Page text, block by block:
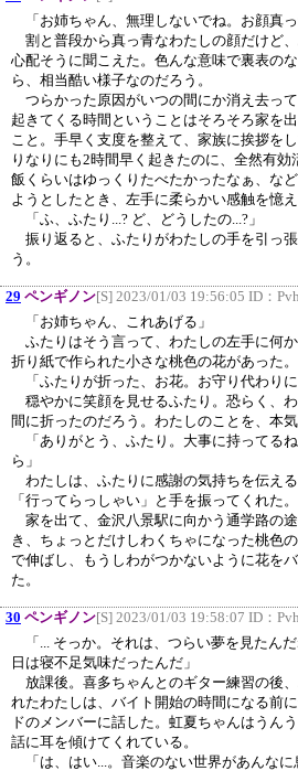
「お姉ちゃん、無理しないでね。お顔真っ
割と普段から真っ青なわたしの顔だけど
心配そうに聞こえた。色んな意味で裏表の
ら、相当酷い様子なのだろう。
つらかった原因がいつの間にか消え去っ
起きてくる時間ということはそろそろ家を
こと。手早く支度を整えて、家族に挨拶を
りなりにも2時間早く起きたのに、全然有
飯くらいはゆっくりたべたかったなぁ、な
ようとしたとき、左手に柔らかい感触を憶え
「ふ、ふたり...? ど、どうしたの...?」
振り返ると、ふたりがわたしの手を引っ
う。
29 ペンギノン[S] 2023/01/03 19:56:05 ID：
「お姉ちゃん、これあげる」
ふたりはそう言って、わたしの左手に何か
折り紙で作られた小さな桃色の花があった。
「ふたりが折った、お花。お守り代わりに
穏やかに笑顔を見せるふたり。恐らく、
間に折ったのだろう。わたしのことを、本気
「ありがとう、ふたり。大事に持ってる
ら」
わたしは、ふたりに感謝の気持ちを伝える
「行ってらっしゃい」と手を振ってくれた。
家を出て、金沢八景駅に向かう通学路の
き、ちょっとだけしわくちゃになった桃色
で伸ばし、もうしわがつかないように花を
た。
30 ペンギノン[S] 2023/01/03 19:58:07 ID：
「... そっか。それは、つらい夢を見たん
日は寝不足気味だったんだ」
放課後。喜多ちゃんとのギター練習の後
れたわたしは、バイト開始の時間になる前
ドのメンバーに話した。虹夏ちゃんはうん
話に耳を傾けてくれている。
「は、はい...。音楽のない世界があんなに